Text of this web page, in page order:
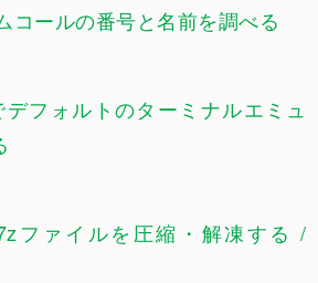
コールの番号と名前を調べる
フォルトのターミナルエミュ
ファイルを圧縮・解凍する /